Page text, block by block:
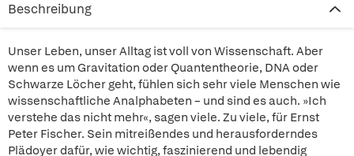
Beschreibung
Unser Leben, unser Alltag ist voll von Wissenschaft. Aber
wenn es um Gravitation oder Quantentheorie, DNA oder
Schwarze Löcher geht, fühlen sich sehr viele Menschen wie
wissenschaftliche Analphabeten – und sind es auch. »Ich
verstehe das nicht mehr«, sagen viele. Zu viele, für Ernst
Peter Fischer. Sein mitreißendes und herausforderndes
Plädoyer dafür, wie wichtig, faszinierend und lebendig